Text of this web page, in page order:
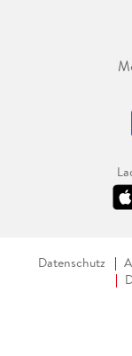
Datenschutz